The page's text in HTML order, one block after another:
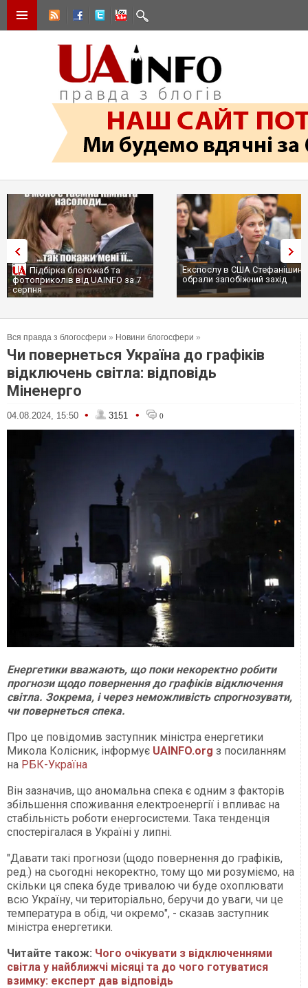
Підбірка блогожаб та
фотоприколів від UAINFO за 7
серпня
Експослу в США
обрали запобіжний захід
Вся правда з блогосфери » Новини блогосфери »
Чи повернеться Україна до графіків
відключень світла: відповідь
Міненерго
04.08.2024, 15:50 • 3151 • 0
Енергетики вважають, що поки некоректно робити
прогнози щодо повернення до графіків відключення
світла. Зокрема, і через неможливість спрогнозувати,
чи повернеться спека.
Про це повідомив заступник міністра енергетики
Микола Колісник, інформує UAINFO.org з посиланням
на РБК-Україна
Він зазначив, що аномальна спека є одним з факторів
збільшення споживання електроенергії і впливає на
стабільність роботи енергосистеми. Така тенденція
спостерігалася в Україні у липні.
"Давати такі прогнози (щодо повернення до графіків,
ред.) на сьогодні некоректно, тому що ми розуміємо, на
скільки ця спека буде тривалою чи буде охоплювати
всю Україну, чи територіально, беручи до уваги, чи це
температура в обід, чи окремо", - сказав заступник
міністра енергетики.
Читайте також: Чого очікувати з відключеннями
світла у найближчі місяці та до чого готуватися
взимку: експерт дав відповідь